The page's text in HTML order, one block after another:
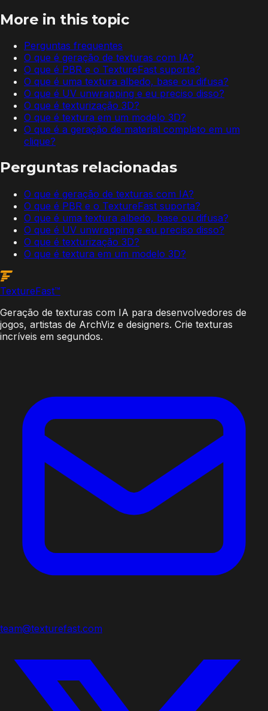
More in this topic
Perguntas frequentes
O que é geração de texturas com IA?
O que é PBR e o TextureFast suporta?
O que é uma textura albedo, base ou difusa?
O que é UV unwrapping e eu preciso disso?
O que é texturização 3D?
O que é textura em um modelo 3D?
O que é a geração de material completo em um
clique?
Perguntas relacionadas
O que é geração de texturas com IA?
O que é PBR e o TextureFast suporta?
O que é uma textura albedo, base ou difusa?
O que é UV unwrapping e eu preciso disso?
O que é texturização 3D?
O que é textura em um modelo 3D?
TextureFast™
Geração de texturas com IA para desenvolvedores de
jogos, artistas de ArchViz e designers. Crie texturas
incríveis em segundos.
team@texturefast.com